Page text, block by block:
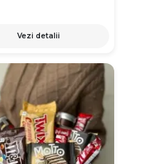
Vezi detalii